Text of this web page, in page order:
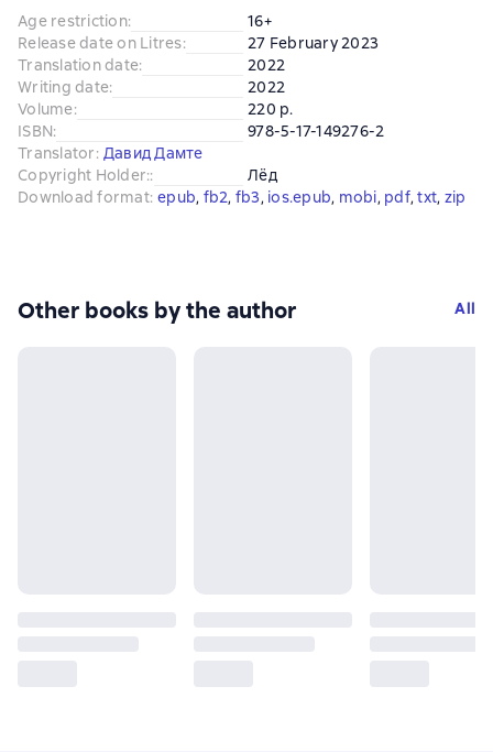
Age restriction:
16+
Release date on Litres:
27 February 2023
Translation date:
2022
Writing date:
2022
Volume:
220 p.
ISBN:
978-5-17-149276-2
Translator: Давид Дамте
Copyright Holder::
Лёд
Download format: epub, fb2, fb3, ios.epub, mobi, pdf, txt, zip
Other books by the author All